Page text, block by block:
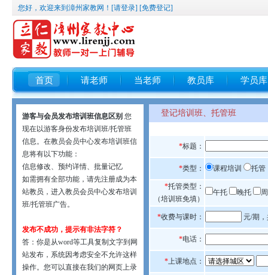
您好，欢迎来到漳州家教网！ [请登录] [免费登记]
首页 请老师 当老师 教员库 学员库
游客与会员发布培训班信息区别 您
现在以游客身份发布培训班/托管班
信息。在教员会员中心发布培训班信
息将有以下功能：
信息修改、预约详情、批量记忆
如需拥有全部功能，请先注册成为本
站教员，进入教员会员中心发布培训
班/托管班广告。
发布不成功，提示有非法字符？
答：你是从word等工具复制文字到网
站发布，系统因考虑安全不允许这样
操作。您可以直接在我们的网页上录
登记培训班、托管班
*标题：
*类型： 课程培训 托管
*托管类型：
（培训班免填）
午托 晚托
*收费与课时： 元/期
*电话：
*上课地点：